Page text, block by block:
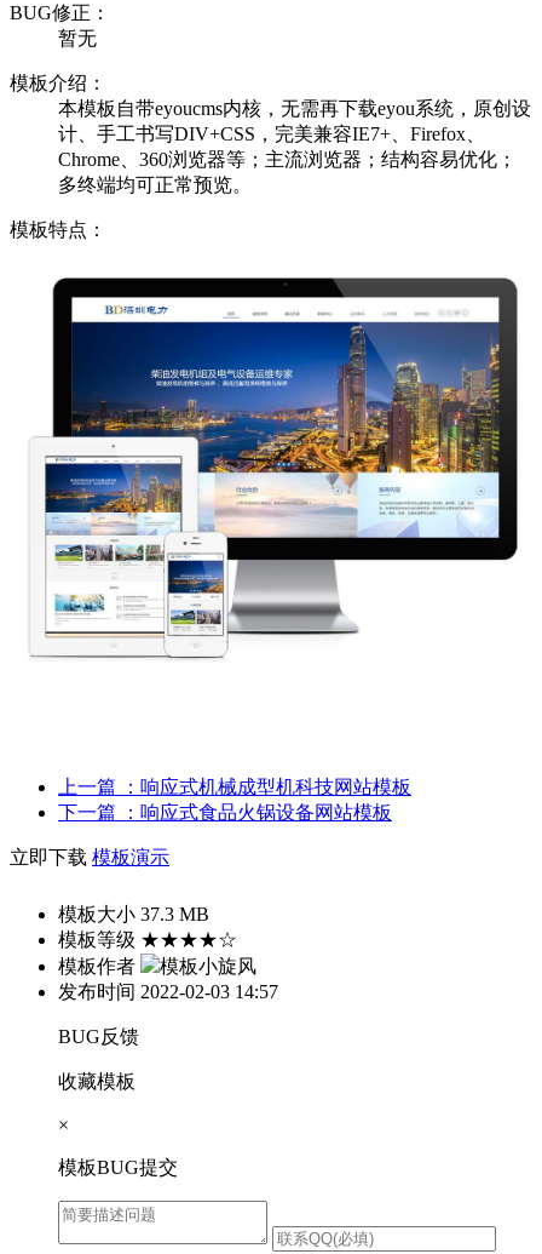
BUG修正：
暂无
模板介绍：
本模板自带eyoucms内核，无需再下载eyou系统，原创设
计、手工书写DIV+CSS，完美兼容IE7+、Firefox、
Chrome、360浏览器等；主流浏览器；结构容易优化；
多终端均可正常预览。
模板特点：
上一篇
：响应式机械成型机科技网站模板
下一篇
：响应式食品火锅设备网站模板
立即下载 模板演示
模板大小 37.3 MB
模板等级 ★★★★☆
模板作者
模板小旋风
发布时间 2022-02-03 14:57
BUG反馈
收藏模板
×
模板BUG提交